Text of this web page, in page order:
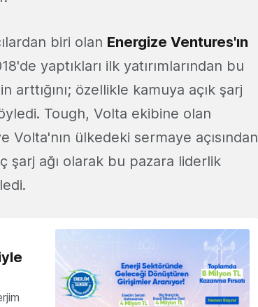
biri olan Energize Ventures'ın
yaptıkları ilk yatırımlarından bu
özellikle kamuya açık şarj
Tough, Volta ekibine olan
Volta'nın ülkedeki sermaye açısından
şarj ağı olarak bu pazara liderlik